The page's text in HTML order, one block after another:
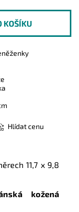
Hlídat cenu
11,7 x 9,8
kožená